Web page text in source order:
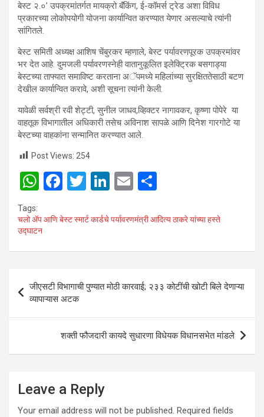
बेस्ट २.०’ उपक्रमांतर्गत मायक्रो बॅंकिंग, ई-कॉमर्स ट्रेड अशा विविध
प्रकारच्या लोकोपयोगी योजना कार्यान्वित करण्यात येणार असल्याचे त्यांनी
सांगितले.
बेस्ट समिती अध्यक्ष आशिष चेंबुरकर म्हणाले, बेस्ट पर्यावरणपूरक उपक्रमांवर
भर देत आहे. दुमजली पर्यावरणस्नेही वातानुकूलित इलेक्ट्रिक बसगाड्या
बेस्टच्या ताफ्यात समाविष्ट करताना अॅपमध्ये महिलांच्या सुरक्षिततेसाठी बटण
देखील कार्यान्वित करावे, अशी सूचना त्यांनी केली.
यावेळी सर्वश्री रवी शेट्टी, सुनील जाधव,व्हिक्टर नागावकर, कृष्णा पोपेरे या
वाहतूक विभागातील अधिकारी तसेच अविनाश सापळे आणि दिनेश गारगोटे या
बेस्टच्या वाहकांना सन्मानित करण्यात आले.
Post Views: 254
W
at
s
A
p
F
ce
o
k
T
tt
Li
ke
n
E
ail ar
Tags:
चलो ॲप आणि बेस्ट स्मार्ट कार्डचे पर्यावरणमंत्री आदित्य ठाकरे यांच्या हस्ते
उद्घाटन
Post
navigation
जीएसटी विभागाची पुण्यात मोठी कारवाई; २३३ कोटींची खोटी बिले देणाऱ्या
व्यापाऱ्यास अटक
शक्ती फौजदारी कायदे सुधारणा विधेयक विधानसभेत मांडले
Leave a Reply
Your email address will not be published. Required fields